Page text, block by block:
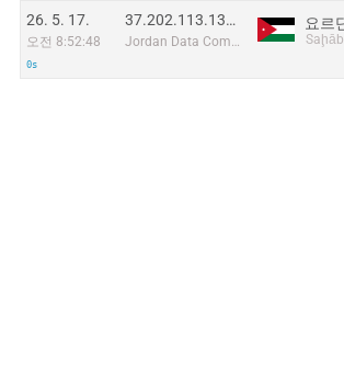
26. 5. 17.
오전 8:52:48
0s
37.202.113.139:57160
Jordan Data Communications Company LLC
요르
Saḩāb